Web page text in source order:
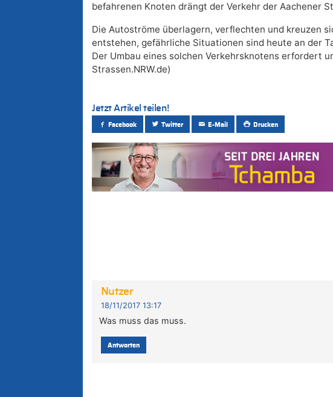
befahrenen Knoten drängt der Verkehr der Aachener
Die Autoströme überlagern, verflechten und kreuzen
entstehen, gefährliche Situationen sind heute an der
Der Umbau eines solchen Verkehrsknotens erfordert
Strassen.NRW.de)
Jetzt Artikel teilen!
Facebook Twitter E-Mail Drucken
Nutzer
18/11/2017 13:17
Was muss das muss.
Antworten